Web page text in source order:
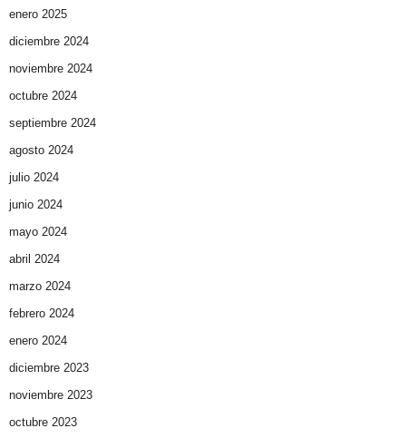
enero 2025
diciembre 2024
noviembre 2024
octubre 2024
septiembre 2024
agosto 2024
julio 2024
junio 2024
mayo 2024
abril 2024
marzo 2024
febrero 2024
enero 2024
diciembre 2023
noviembre 2023
octubre 2023